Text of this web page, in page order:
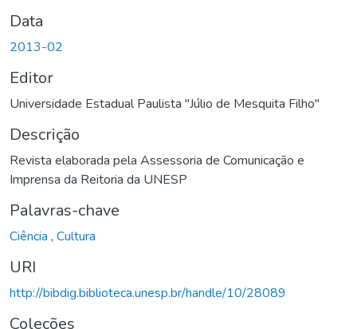
Data
2013-02
Editor
Universidade Estadual Paulista "Júlio de Mesquita Filho"
Descrição
Revista elaborada pela Assessoria de Comunicação e
Imprensa da Reitoria da UNESP
Palavras-chave
Ciência , Cultura
URI
http://bibdig.biblioteca.unesp.br/handle/10/28089
Coleções